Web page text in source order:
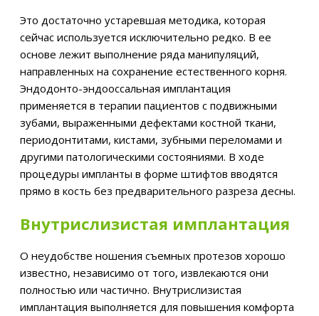
Это достаточно устаревшая методика, которая
сейчас используется исключительно редко. В ее
основе лежит выполнение ряда манипуляций,
направленных на сохранение естественного корня.
Эндодонто-эндооссальная имплантация
применяется в терапии пациентов с подвижными
зубами, выраженными дефектами костной ткани,
периодонтитами, кистами, зубными переломами и
другими патологическими состояниями. В ходе
процедуры импланты в форме штифтов вводятся
прямо в кость без предварительного разреза десны.
Внутрислизистая имплантация
О неудобстве ношения съемных протезов хорошо
известно, независимо от того, извлекаются они
полностью или частично. Внутрислизистая
имплантация выполняется для повышения комфорта